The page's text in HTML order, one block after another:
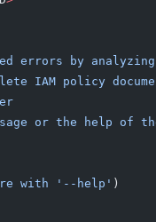
errors by analyzing
IAM policy
or the help of
with '--help' )